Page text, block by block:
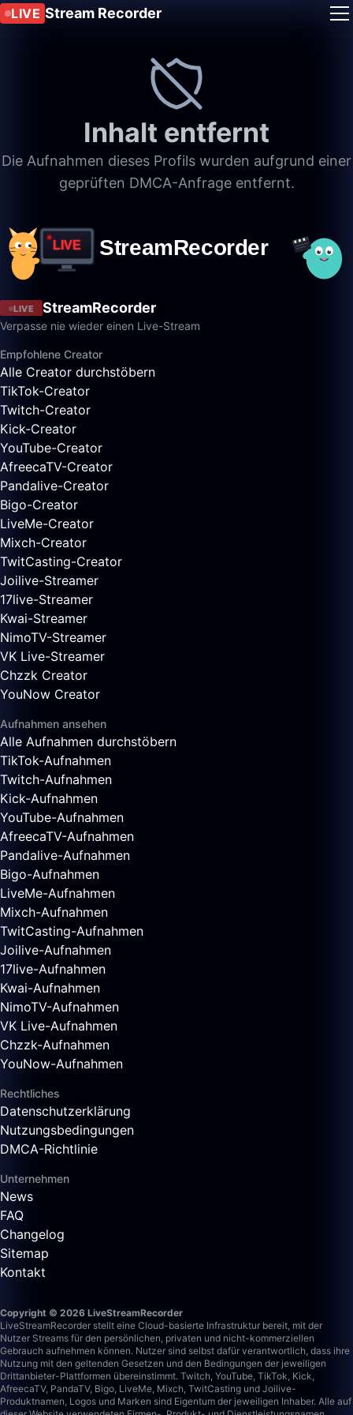
LIVE Stream Recorder
Inhalt entfernt
Die Aufnahmen dieses Profils wurden aufgrund einer
geprüften DMCA-Anfrage entfernt.
LIVE StreamRecorder
Verpasse nie wieder einen Live-Stream
Empfohlene Creator
Alle Creator durchstöbern
TikTok-Creator
Twitch-Creator
Kick-Creator
YouTube-Creator
AfreecaTV-Creator
Pandalive-Creator
Bigo-Creator
LiveMe-Creator
Mixch-Creator
TwitCasting-Creator
Joilive-Streamer
17live-Streamer
Kwai-Streamer
NimoTV-Streamer
VK Live-Streamer
Chzzk Creator
YouNow Creator
Aufnahmen ansehen
Alle Aufnahmen durchstöbern
TikTok-Aufnahmen
Twitch-Aufnahmen
Kick-Aufnahmen
YouTube-Aufnahmen
AfreecaTV-Aufnahmen
Pandalive-Aufnahmen
Bigo-Aufnahmen
LiveMe-Aufnahmen
Mixch-Aufnahmen
TwitCasting-Aufnahmen
Joilive-Aufnahmen
17live-Aufnahmen
Kwai-Aufnahmen
NimoTV-Aufnahmen
VK Live-Aufnahmen
Chzzk-Aufnahmen
YouNow-Aufnahmen
Rechtliches
Datenschutzerklärung
Nutzungsbedingungen
DMCA-Richtlinie
Unternehmen
News
FAQ
Changelog
Sitemap
Kontakt
Copyright © 2026 LiveStreamRecorder
LiveStreamRecorder stellt eine Cloud-basierte Infrastruktur bereit, mit der
Nutzer Streams für den persönlichen, privaten und nicht-kommerziellen
Gebrauch aufnehmen können. Nutzer sind selbst dafür verantwortlich, dass ihre
Nutzung mit den geltenden Gesetzen und den Bedingungen der jeweiligen
Drittanbieter-Plattformen übereinstimmt. Twitch, YouTube, TikTok, Kick,
AfreecaTV, PandaTV, Bigo, LiveMe, Mixch, TwitCasting und Joilive-
Produktnamen, Logos und Marken sind Eigentum der jeweiligen Inhaber. Alle auf